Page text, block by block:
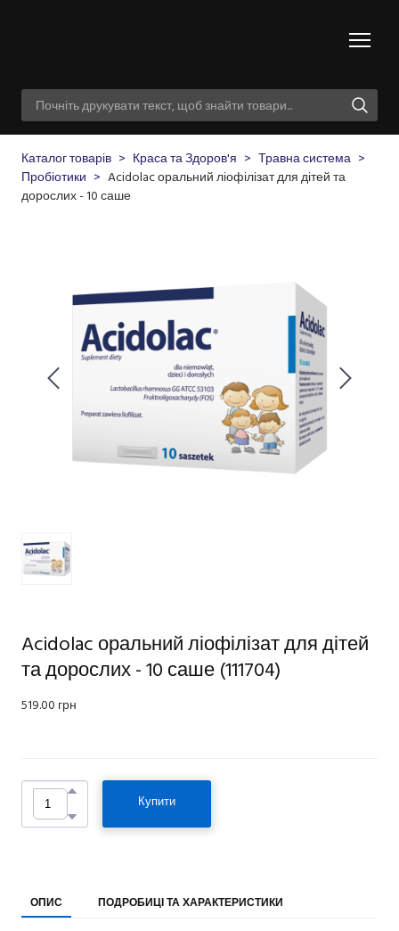
Каталог товарів Краса та Здоров'я
Травна система
Пробіотики
Acidolac оральний ліофілізат для дітей та
дорослих - 10 саше
Acidolac оральний ліофілізат для дітей
та дорослих - 10 саше (111704)
519.00 грн
Купити
ОПИС ПОДРОБИЦІ ТА ХАРАКТЕРИСТИКИ